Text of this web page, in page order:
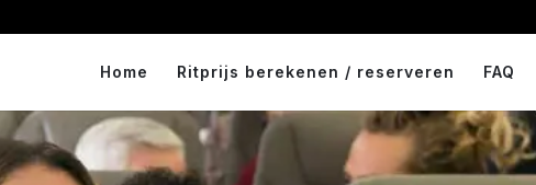
Home Ritprijs berekenen / reserveren FAQ